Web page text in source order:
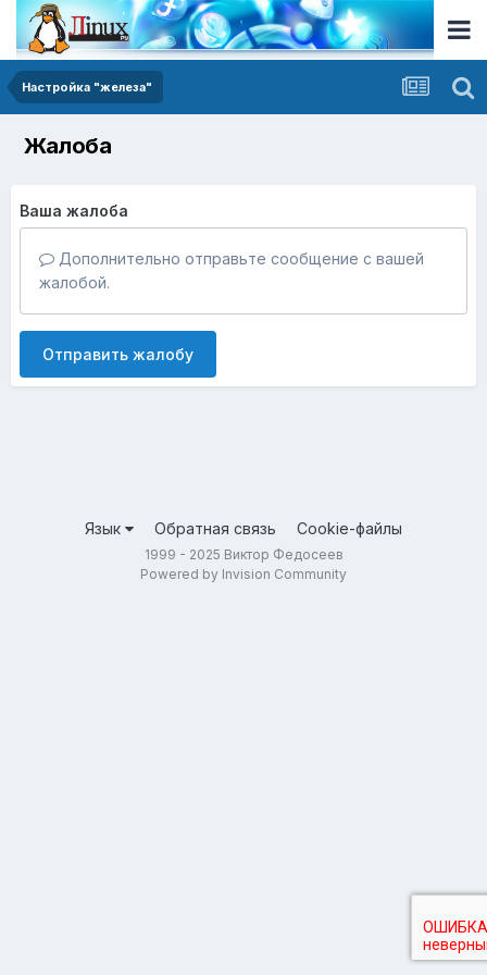
Настройка "железа"
Жалоба
Ваша жалоба
Дополнительно отправьте сообщение с вашей
жалобой.
Отправить жалобу
Язык Обратная связь Cookie-файлы
1999 - 2025 Виктор Федосеев
Powered by Invision Community